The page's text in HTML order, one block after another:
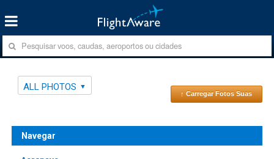
ALL PHOTOS
↑ Carregar Fotos Suas
Navegar